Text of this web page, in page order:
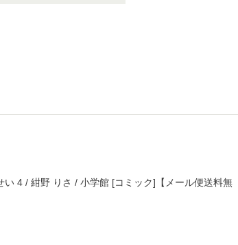
4 / 紺野 りさ / 小学館 [コミック]【メール便送料無